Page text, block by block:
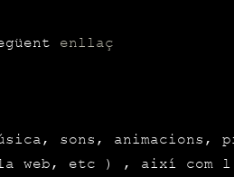
enllaç
sons, animacions,
la web, etc ) , així com